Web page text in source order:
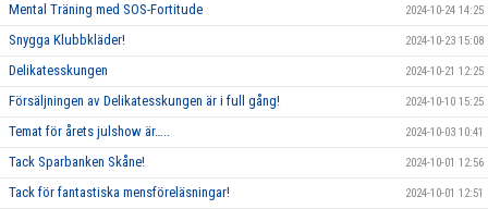
Mental Träning med SOS-Fortitude 2024-10-24 14:25
Snygga Klubbkläder! 2024-10-23 15:08
Delikatesskungen 2024-10-21 12:25
Försäljningen av Delikatesskungen är i full gång! 2024-10-10 15:25
Temat för årets julshow är….. 2024-10-03 10:41
Tack Sparbanken Skåne! 2024-10-01 12:56
Tack för fantastiska mensföreläsningar! 2024-10-01 12:51